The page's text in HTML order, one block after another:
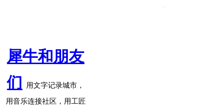
犀牛和朋友
们 用文字记录城市，
用音乐连接社区，用工匠